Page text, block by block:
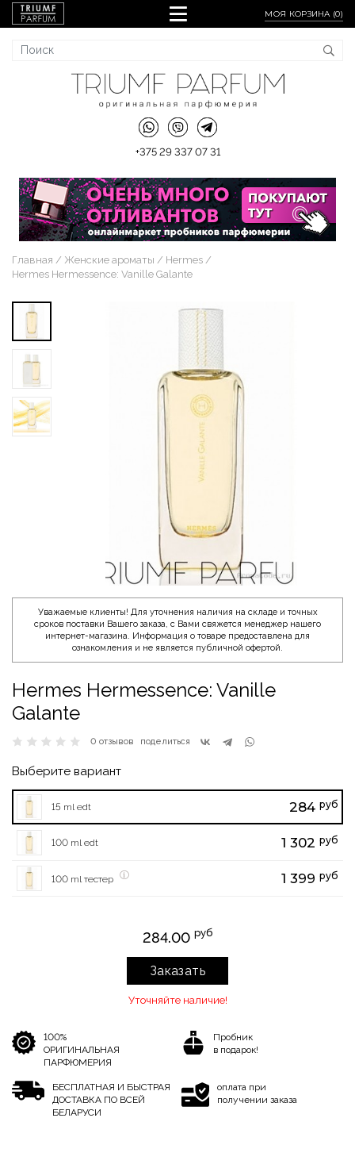
МОЯ КОРЗИНА (0)
+375 29 337 07 31
Главная Женские ароматы
Hermes
Hermes Hermessence: Vanille Galante
Уважаемые клиенты! Для уточнения наличия на складе и точных
сроков поставки Вашего заказа, с Вами свяжется менеджер нашего
интернет-магазина. Информация о товаре предоставлена для
ознакомления и не является публичной офертой.
Hermes Hermessence: Vanille
Galante
0 отзывов поделиться
Выберите вариант
15 ml edt 284 руб
100 ml edt 1 302 руб
100 ml тестер 1 399 руб
284.00 руб
Заказать
Уточняйте наличие!
100%
ОРИГИНАЛЬНАЯ
ПАРФЮМЕРИЯ
Пробник
в подарок!
БЕСПЛАТНАЯ И БЫСТРАЯ
ДОСТАВКА ПО ВСЕЙ
БЕЛАРУСИ
оплата при
получении заказа